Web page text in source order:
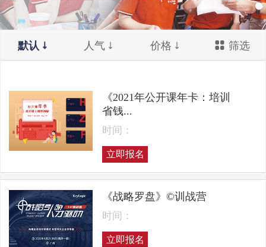
默认 人气 价格 筛选
《2021年公开课年卡：培训
省钱...
时间：
立即报名
《战略罗盘》©训战营
时间：
立即报名